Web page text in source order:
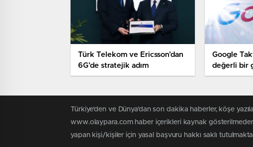
Türk Telekom ve Ericsson’dan
6G’de stratejik adım
Google
değerli bir
Türkiye'den ve Dünya’dan son dakika haberler, köşe
www.olaypara.com haber içerikleri kaynak gösterilmeden
yapan kişi/kişiler için yasal başvuru hakkı saklı